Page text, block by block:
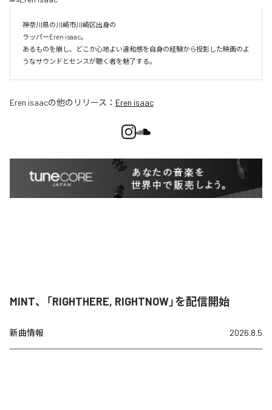
神奈川県の川崎市川崎区出身の
ラッパーEren isaac。
あるものを崩し、どこか心地よい違和感を自身の経験から投影した映画のよ
うなサウンドとセンスが聴く者を魅了する。
Eren isaacの他のリリース： Eren isaac
MINT、「RIGHTHERE, RIGHTNOW」を配信開始
新曲情報 2026.8.5